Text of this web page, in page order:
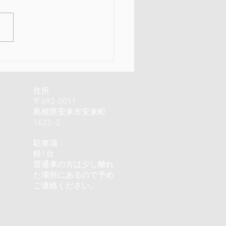
住所
〒692-0011
島根県安来市安来町
1622−2
駐車場：
軽1台
普通車の方は少し離れ
た場所にあるので予め
ご連絡ください。